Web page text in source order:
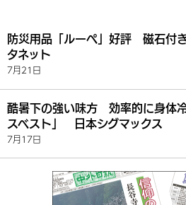
防災用品「ルーペ」好評 磁石付
タネット
7月21日
酷暑下の強い味方 効率的に身体
スベスト」 日本シグマックス
7月17日